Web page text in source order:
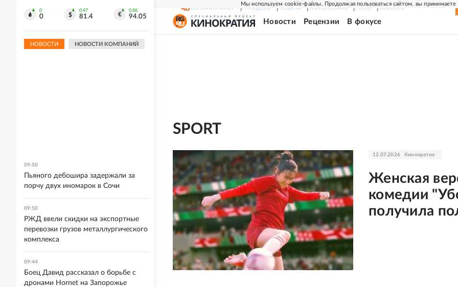
Мы используем cookie-файлы. Продолжая пользоваться сайтом, вы принимаете
СВЕЖИЙ НОМЕР РГ-НЕДЕЛЯ РОДИНА ПРИЛОЖЕНИЯ СОЮЗ НОВОСТИ
Новости Рецензии В фокусе
SPORT
12.07.2026 Кинократия
Женская
комедии
получила
0
0
0.47
81.4
0.86
94.05
НОВОСТИ НОВОСТИ КОМПАНИЙ
09:50
Пьяного дебошира задержали за
порчу двух иномарок в Сочи
09:50
РЖД ввели скидки на экспортные
перевозки грузов металлургического
комплекса
09:44
Боец Давид рассказал о борьбе с
дронами Hornet на Запорожье